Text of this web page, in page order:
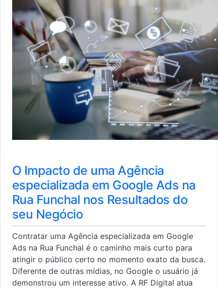
O Impacto de uma Agência
especializada em Google Ads na
Rua Funchal nos Resultados do
seu Negócio
Contratar uma Agência especializada em Google
Ads na Rua Funchal é o caminho mais curto para
atingir o público certo no momento exato da busca.
Diferente de outras mídias, no Google o usuário já
demonstrou um interesse ativo. A RF Digital atua